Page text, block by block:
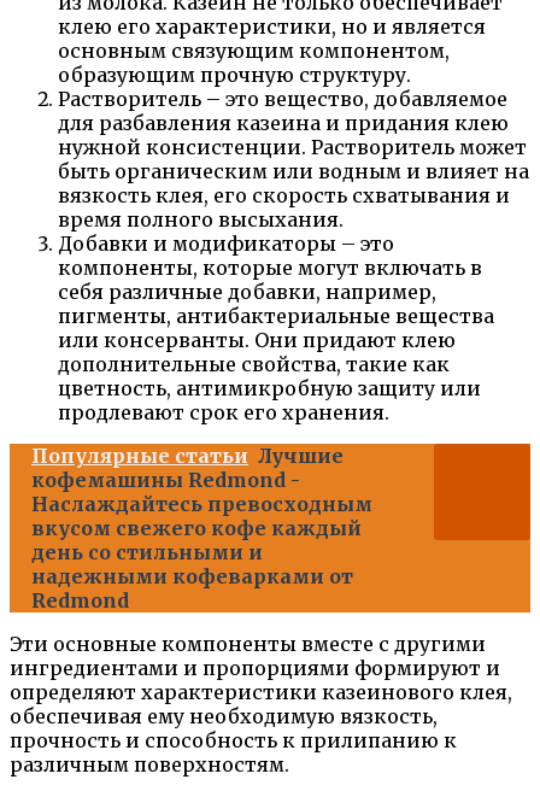
клею его характеристики, но и является
основным связующим компонентом,
образующим прочную структуру.
Растворитель – это вещество, добавляемое
для разбавления казеина и придания клею
нужной консистенции. Растворитель может
быть органическим или водным и влияет на
вязкость клея, его скорость схватывания и
время полного высыхания.
Добавки и модификаторы – это
компоненты, которые могут включать в
себя различные добавки, например,
пигменты, антибактериальные вещества
или консерванты. Они придают клею
дополнительные свойства, такие как
цветность, антимикробную защиту или
продлевают срок его хранения.
Популярные статьи Лучшие
кофемашины Redmond -
Наслаждайтесь превосходным
вкусом свежего кофе каждый
день со стильными и
надежными кофеварками от
Redmond
Эти основные компоненты вместе с другими
ингредиентами и пропорциями формируют и
определяют характеристики казеинового клея,
обеспечивая ему необходимую вязкость,
прочность и способность к прилипанию к
различным поверхностям.